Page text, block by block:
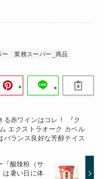
ー 業務スーパー_商品
る赤ワインはコレ！ 『ク
エクストラオーク カベル
バランス良好な芳醇テイス
『酸辣粉（サ
は暑い日に体